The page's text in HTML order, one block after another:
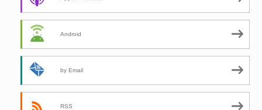
Android
by Email
RSS